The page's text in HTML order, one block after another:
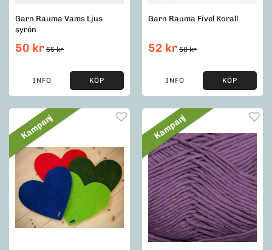
Garn Rauma Vams Ljus
syrén
50 kr 55 kr
INFO KÖP
Garn Rauma Fivel Korall
52 kr 58 kr
INFO KÖP
Kampanj Kampanj